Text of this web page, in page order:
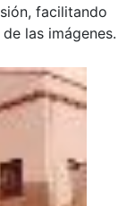
facilitando
las imágenes.